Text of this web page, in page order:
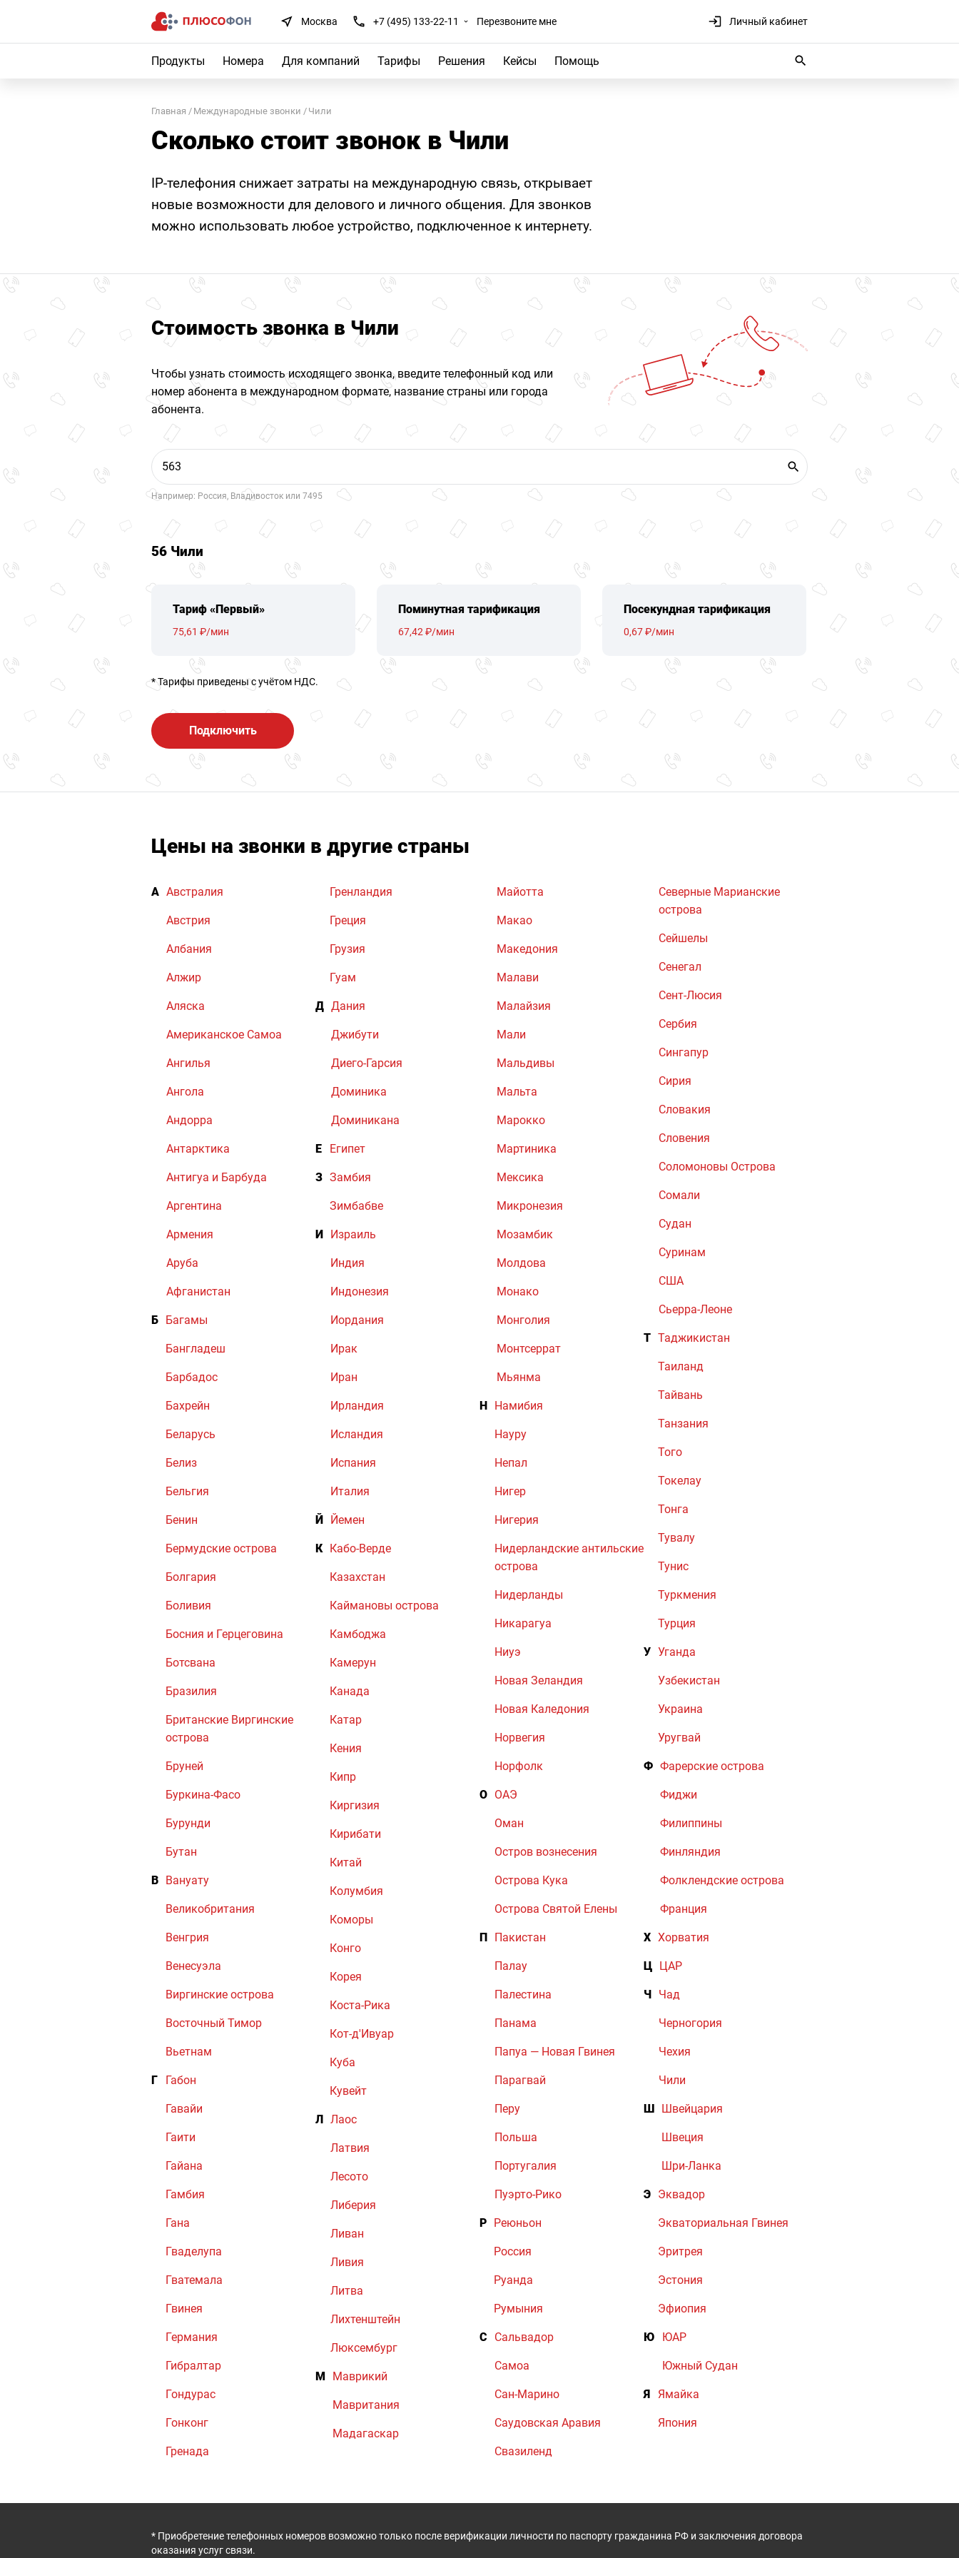
Москва +7 (495) 133-22-11 Перезвоните мне Личный кабинет
Продукты Номера Для компаний Тарифы Решения Кейсы Помощь
Главная Международные звонки Чили
Сколько стоит звонок в Чили
IP-телефония снижает затраты на международную связь, открывает
новые возможности для делового и личного общения. Для звонков
можно использовать любое устройство, подключенное к интернету.
Стоимость звонка в Чили
Чтобы узнать стоимость исходящего звонка, введите телефонный код или
номер абонента в международном формате, название страны или города
абонента.
Например: Россия, Владивосток или 7495
56 Чили
Тариф «Первый»
75,61 ₽/мин
Поминутная тарификация
67,42 ₽/мин
Посекундная тарификация
0,67 ₽/мин
* Тарифы приведены c учётом НДС.
Подключить
Цены на звонки в другие страны
А Австралия
Австрия
Албания
Алжир
Аляска
Американское Самоа
Ангилья
Ангола
Андорра
Антарктика
Антигуа и Барбуда
Аргентина
Армения
Аруба
Афганистан
Б Багамы
Бангладеш
Барбадос
Бахрейн
Беларусь
Белиз
Бельгия
Бенин
Бермудские острова
Болгария
Боливия
Босния и Герцеговина
Ботсвана
Бразилия
Британские Виргинские
острова
Бруней
Буркина-Фасо
Бурунди
Бутан
В Вануату
Великобритания
Венгрия
Венесуэла
Виргинские острова
Восточный Тимор
Вьетнам
Г Габон
Гавайи
Гаити
Гайана
Гамбия
Гана
Гваделупа
Гватемала
Гвинея
Германия
Гибралтар
Гондурас
Гонконг
Гренада
Гренландия
Греция
Грузия
Гуам
Д Дания
Джибути
Диего-Гарсия
Доминика
Доминикана
Е Египет
З Замбия
Зимбабве
И Израиль
Индия
Индонезия
Иордания
Ирак
Иран
Ирландия
Исландия
Испания
Италия
Й Йемен
К Кабо-Верде
Казахстан
Каймановы острова
Камбоджа
Камерун
Канада
Катар
Кения
Кипр
Киргизия
Кирибати
Китай
Колумбия
Коморы
Конго
Корея
Коста-Рика
Кот-д'Ивуар
Куба
Кувейт
Л Лаос
Латвия
Лесото
Либерия
Ливан
Ливия
Литва
Лихтенштейн
Люксембург
М Маврикий
Мавритания
Мадагаскар
Майотта
Макао
Македония
Малави
Малайзия
Мали
Мальдивы
Мальта
Марокко
Мартиника
Мексика
Микронезия
Мозамбик
Молдова
Монако
Монголия
Монтсеррат
Мьянма
Н Намибия
Науру
Непал
Нигер
Нигерия
Нидерландские антильские
острова
Нидерланды
Никарагуа
Ниуэ
Новая Зеландия
Новая Каледония
Норвегия
Норфолк
О ОАЭ
Оман
Остров вознесения
Острова Кука
Острова Святой Елены
П Пакистан
Палау
Палестина
Панама
Папуа — Новая Гвинея
Парагвай
Перу
Польша
Португалия
Пуэрто-Рико
Р Реюньон
Россия
Руанда
Румыния
С Сальвадор
Самоа
Сан-Марино
Саудовская Аравия
Свазиленд
Северные Марианские
острова
Сейшелы
Сенегал
Сент-Люсия
Сербия
Сингапур
Сирия
Словакия
Словения
Соломоновы Острова
Сомали
Судан
Суринам
США
Сьерра-Леоне
Т Таджикистан
Таиланд
Тайвань
Танзания
Того
Токелау
Тонга
Тувалу
Тунис
Туркмения
Турция
У Уганда
Узбекистан
Украина
Уругвай
Ф Фарерские острова
Фиджи
Филиппины
Финляндия
Фолклендские острова
Франция
Х Хорватия
Ц ЦАР
Ч Чад
Черногория
Чехия
Чили
Ш Швейцария
Швеция
Шри-Ланка
Э Эквадор
Экваториальная Гвинея
Эритрея
Эстония
Эфиопия
Ю ЮАР
Южный Судан
Я Ямайка
Япония
* Приобретение телефонных номеров возможно только после верификации личности по паспорту гражданина РФ и заключения договора
оказания услуг связи.